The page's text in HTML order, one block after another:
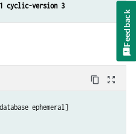
cyclic-version 3
content_copy zoom_out_map
ephemeral]
Feedback